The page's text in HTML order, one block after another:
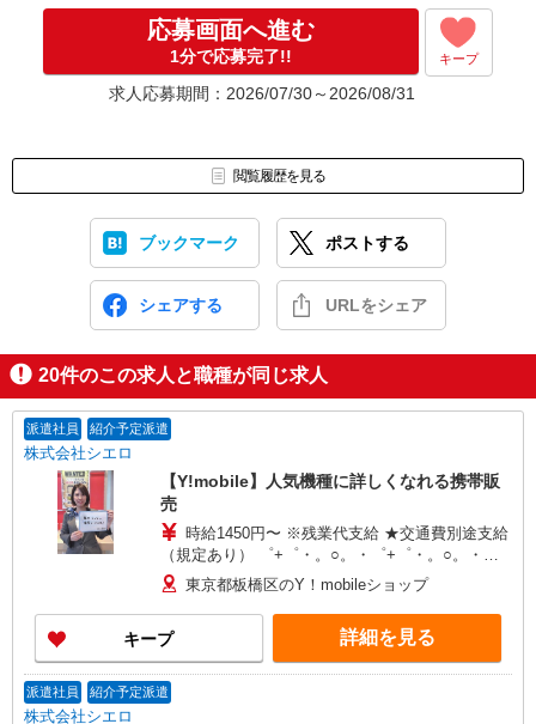
応募画面へ進む
1分で応募完了!! キープ
求人応募期間：2026/07/30～2026/08/31
閲覧履歴を見る
ブックマーク ポストする
シェアする URLをシェア
20件のこの求人と職種が同じ求人
派遣社員 紹介予定派遣
株式会社シエロ
【Y!mobile】人気機種に詳しくなれる携帯販
売
時給1450円〜 ※残業代支給 ★交通費別途支給
（規定あり） ゜+゜・。○。・゜+゜・。○。・゜
+゜ 入社祝い金10万円支給(規定有) お友達を紹介
頂くと, インセンティブ支給(規定有) ★月2回払
い・週払い可能（規程有）★ ゜・。○。・゜
+゜・。○。・゜+゜
東京都板橋区のY！mobileショップ
キープ 詳細を見る
派遣社員 紹介予定派遣
株式会社シエロ